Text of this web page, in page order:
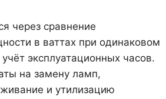
через сравнение
в ваттах при одинаковом
эксплуатационных часов.
на замену ламп,
и утилизацию